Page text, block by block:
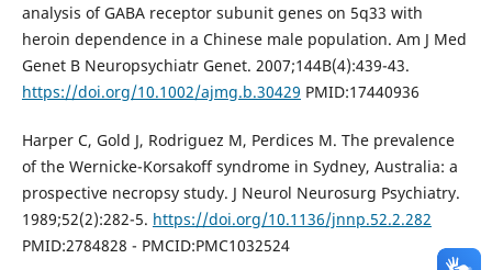
analysis of GABA receptor subunit genes on 5q33 with
heroin dependence in a Chinese male population. Am J Med
Genet B Neuropsychiatr Genet. 2007;144B(4):439-43.
https://doi.org/10.1002/ajmg.b.30429 PMID:17440936
Harper C, Gold J, Rodriguez M, Perdices M. The prevalence
of the Wernicke-Korsakoff syndrome in Sydney, Australia: a
prospective necropsy study. J Neurol Neurosurg Psychiatry.
1989;52(2):282-5. https://doi.org/10.1136/jnnp.52.2.282
PMID:2784828 - PMCID:PMC1032524